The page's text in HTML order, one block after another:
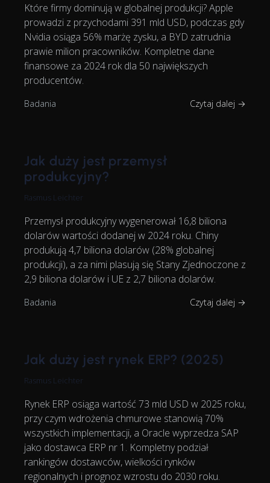
Które firmy dominują w globalnej produkcji? Apple
prowadzi z przychodami 391 mld USD, podczas gdy
Nvidia osiąga 56% marżę zysku, a BYD zatrudnia
prawie milion pracowników. Kompletne dane
finansowe za 2024 rok dla 50 największych
producentów.
Badania Czytaj dalej →
Jak duży jest przemysł
produkcyjny?
Rasmus Leichter
Przemysł produkcyjny wygenerował 16,8 biliona
dolarów wartości dodanej w 2024 roku. Chiny
produkują 4,7 biliona dolarów (28% globalnej
produkcji), a za nimi plasują się Stany Zjednoczone z
2,9 biliona dolarów i UE z 2,7 biliona dolarów.
Badania Czytaj dalej →
Jak duży jest rynek ERP? (2025)
Rasmus Leichter
Rynek ERP osiąga wartość 73 mld USD w 2025 roku,
przy czym wdrożenia chmurowe stanowią 70%
wszystkich implementacji, a Oracle wyprzedza SAP
jako dostawca ERP nr 1. Kompletny podział
rankingów dostawców, wielkości rynków
regionalnych i prognoz wzrostu do 2030 roku.